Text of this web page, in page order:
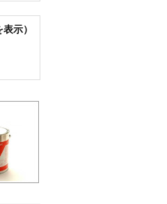
示）